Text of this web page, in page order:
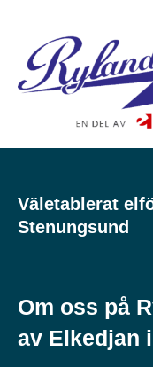
Väletablerat
Stenungsund
Om oss på
av Elkedjan